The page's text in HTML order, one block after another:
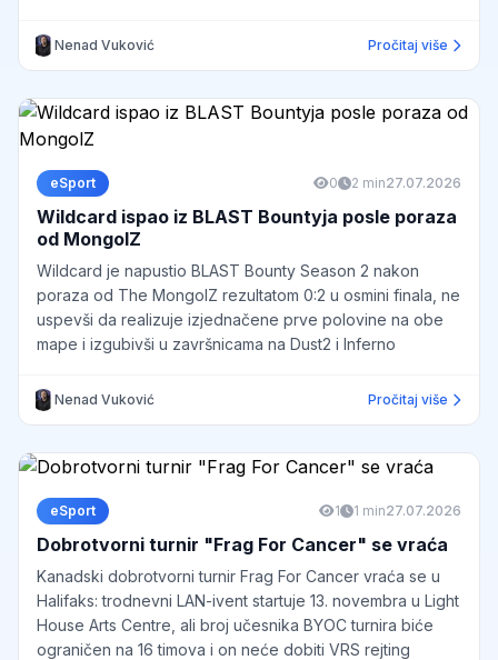
Nenad Vuković Pročitaj više
eSport 0 2 min27.07.2026
Wildcard ispao iz BLAST Bountyja posle poraza
od MongolZ
Wildcard je napustio BLAST Bounty Season 2 nakon
poraza od The MongolZ rezultatom 0:2 u osmini finala, ne
uspevši da realizuje izjednačene prve polovine na obe
mape i izgubivši u završnicama na Dust2 i Inferno
Nenad Vuković Pročitaj više
eSport 1 1 min27.07.2026
Dobrotvorni turnir "Frag For Cancer" se vraća
Kanadski dobrotvorni turnir Frag For Cancer vraća se u
Halifaks: trodnevni LAN-ivent startuje 13. novembra u Light
House Arts Centre, ali broj učesnika BYOC turnira biće
ograničen na 16 timova i on neće dobiti VRS rejting